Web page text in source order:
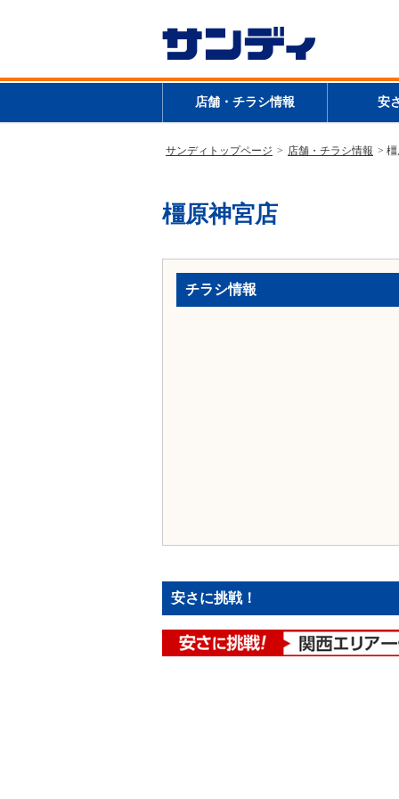
店舗・チラシ情報 安
サンディトップページ > 店舗・チラシ情報 >
橿原神宮店
チラシ情報
安さに挑戦！